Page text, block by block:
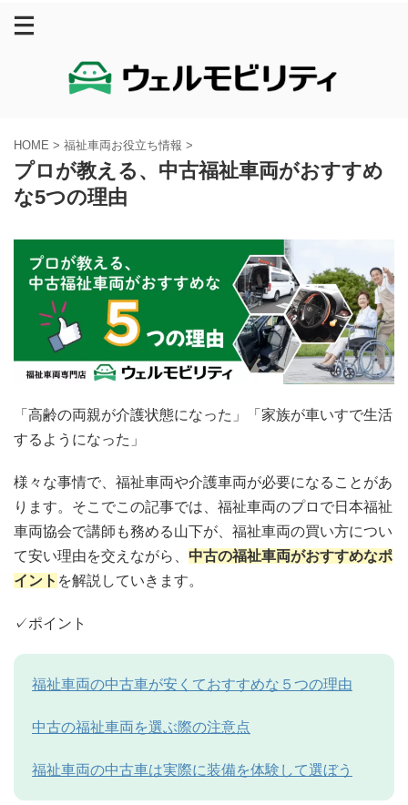
HOME > 福祉車両お役立ち情報 >
プロが教える、中古福祉車両がおすすめ
な5つの理由
「高齢の両親が介護状態になった」「家族が車いすで生活
するようになった」
様々な事情で、福祉車両や介護車両が必要になることがあ
ります。そこでこの記事では、福祉車両のプロで日本福祉
車両協会で講師も務める山下が、 福祉車両の買い方につい
て安い理由を交えながら、 中古の福祉車両がおすすめなポ
イント を解説していきます。
✓ポイント
福祉車両の中古車が安くておすすめな５つの理由
中古の福祉車両を選ぶ際の注意点
福祉車両の中古車は実際に装備を体験して選ぼう